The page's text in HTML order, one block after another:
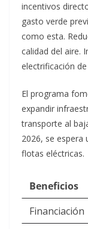
incentivos
gasto verde
como esta.
calidad del aire.
electrificación
El programa
expandir
transporte al
2026, se espera
flotas eléctricas.​
Beneficios
Financiación